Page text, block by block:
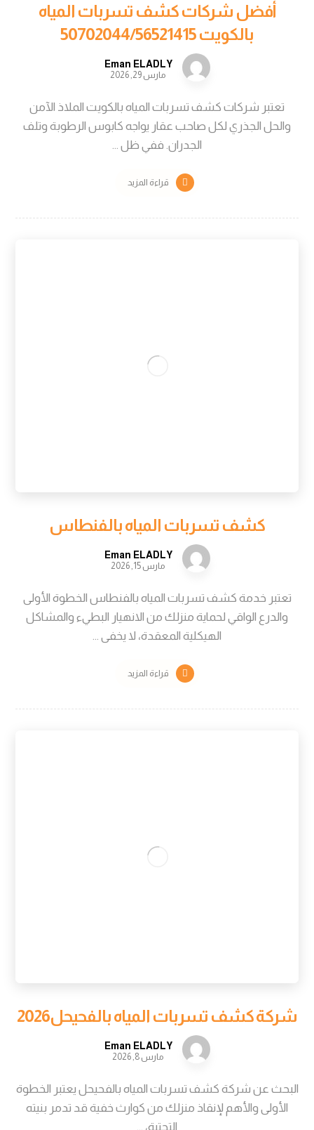
أفضل شركات كشف تسربات المياه
بالكويت 50702044/56521415
Eman ELADLY
مارس 29, 2026
تعتبر شركات كشف تسربات المياه بالكويت الملاذ الآمن
والحل الجذري لكل صاحب عقار يواجه كابوس الرطوبة وتلف
الجدران. ففي ظل ...
قراءة المزيد
كشف تسربات المياه بالفنطاس
Eman ELADLY
مارس 15, 2026
تعتبر خدمة كشف تسربات المياه بالفنطاس الخطوة الأولى
والدرع الواقي لحماية منزلك من الانهيار البطيء والمشاكل
الهيكلية المعقدة، لا يخفى ...
قراءة المزيد
شركة كشف تسربات المياه بالفحيحل2026
Eman ELADLY
مارس 8, 2026
البحث عن شركة كشف تسربات المياه بالفحيحل يعتبر الخطوة
الأولى والأهم لإنقاذ منزلك من كوارث خفية قد تدمر بنيته
التحتية، ...